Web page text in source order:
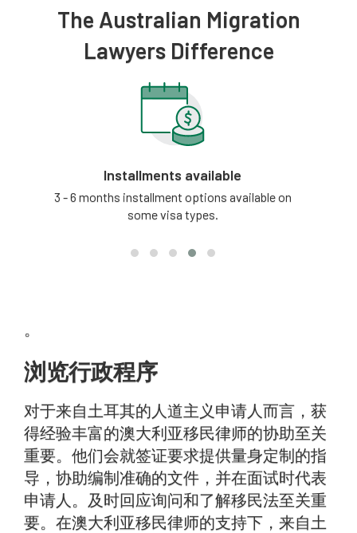
The Australian Migration
Lawyers Difference
Installments available
3 - 6 months installment options available on
some visa types.
。
浏览行政程序
对于来自土耳其的人道主义申请人而言，获
得经验丰富的澳大利亚移民律师的协助至关
重要。他们会就签证要求提供量身定制的指
导，协助编制准确的文件，并在面试时代表
申请人。及时回应询问和了解移民法至关重
要。在澳大利亚移民律师的支持下，来自土